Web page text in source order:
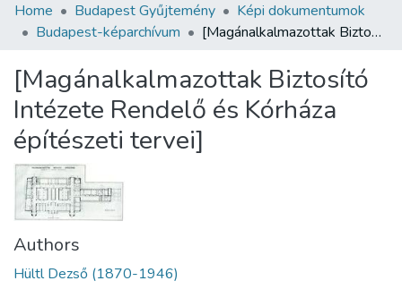
Communities & Collections
Statistics
About us
Home Budapest Gyűjtemény
Képi dokumentumok
Budapest-képarchívum
[Magánalkalmazottak Biztosító Intézete Rendelő és Kórháza építészeti tervei]
[Magánalkalmazottak Biztosító
Intézete Rendelő és Kórháza
építészeti tervei]
Authors
Hültl Dezső (1870-1946)